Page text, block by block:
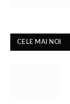
CELE MAI NOI